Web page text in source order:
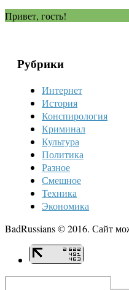
Привет, гость!
Рубрики
Интернет
История
Конспирология
Криминал
Культура
Политика
Разное
Смешное
Техника
Экономика
BadRussians © 2016. Сайт